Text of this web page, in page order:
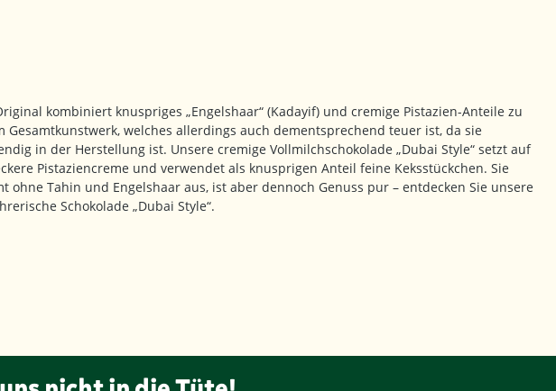
kombiniert knuspriges „Engelshaar“ (Kadayif) und cremige Pistazien-Anteile zu
Gesamtkunstwerk, welches allerdings auch dementsprechend teuer ist, da sie
in der Herstellung ist. Unsere cremige Vollmilchschokolade „Dubai Style“ setzt auf
Pistaziencreme und verwendet als knusprigen Anteil feine Keksstückchen. Sie
ohne Tahin und Engelshaar aus, ist aber dennoch Genuss pur – entdecken Sie unsere
Schokolade „Dubai Style“.